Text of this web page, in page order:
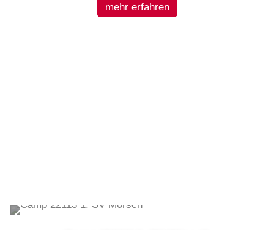
mehr erfahren